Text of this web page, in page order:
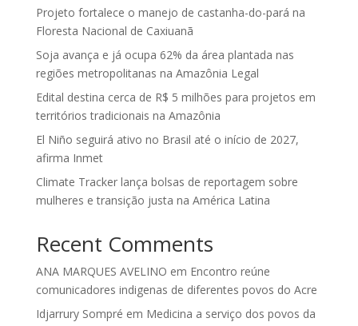
Projeto fortalece o manejo de castanha-do-pará na
Floresta Nacional de Caxiuanã
Soja avança e já ocupa 62% da área plantada nas
regiões metropolitanas na Amazônia Legal
Edital destina cerca de R$ 5 milhões para projetos em
territórios tradicionais na Amazônia
El Niño seguirá ativo no Brasil até o início de 2027,
afirma Inmet
Climate Tracker lança bolsas de reportagem sobre
mulheres e transição justa na América Latina
Recent Comments
ANA MARQUES AVELINO em Encontro reúne
comunicadores indigenas de diferentes povos do Acre
Idjarrury Sompré em Medicina a serviço dos povos da